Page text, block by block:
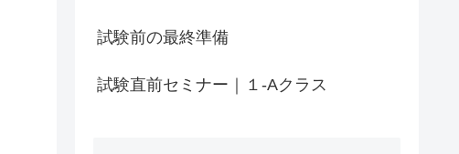
試験前の最終準備
試験直前セミナー｜１-Aクラス